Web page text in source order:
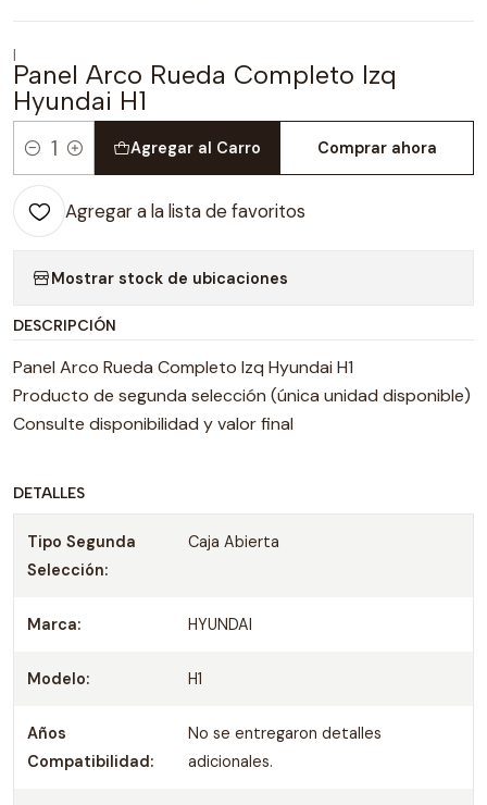
|
Panel Arco Rueda Completo Izq
Hyundai H1
Cantidad
Agregar al Carro Comprar ahora
Agregar a la lista de favoritos
Mostrar stock de ubicaciones
DESCRIPCIÓN
Panel Arco Rueda Completo Izq Hyundai H1
Producto de segunda selección (única unidad disponible)
Consulte disponibilidad y valor final
DETALLES
Tipo Segunda
Selección:
Caja Abierta
Marca: HYUNDAI
Modelo: H1
Años
Compatibilidad:
No se entregaron detalles
adicionales.